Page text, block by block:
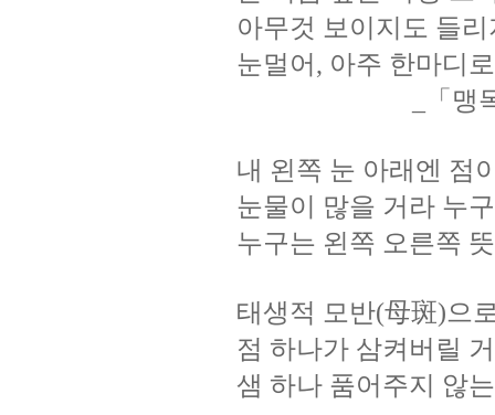
아무것 보이지도 들
눈멀어, 아주 한마디로
「맹
내 왼쪽 눈 아래엔 점
눈물이 많을 거라 누
누구는 왼쪽 오른쪽
태생적 모반(母斑)으
점 하나가 삼켜버릴
샘 하나 품어주지 않는